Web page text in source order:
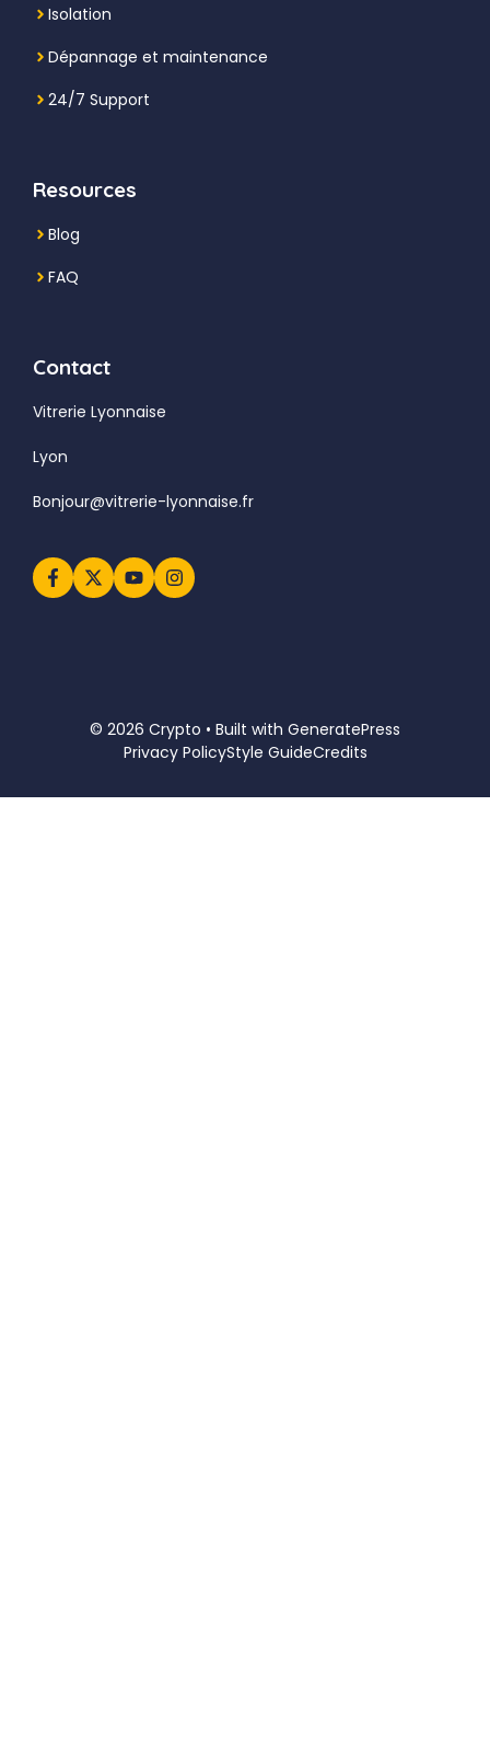
Isolation
Dépannage et maintenance
24/7 Support
Resources
Blog
FAQ
Contact
Vitrerie Lyonnaise
Lyon
Bonjour@vitrerie-lyonnaise.fr
© 2026 Crypto • Built with GeneratePress
Privacy PolicyStyle GuideCredits